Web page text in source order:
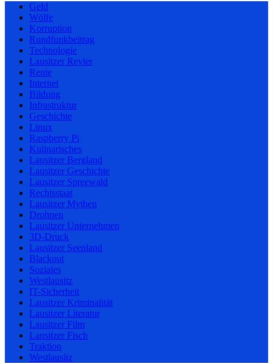
Geld
Wölfe
Korruption
Rundfunkbeitrag
Technologie
Lausitzer Revier
Rente
Internet
Bildung
Infrastruktur
Geschichte
Linux
Raspberry Pi
Kulinarisches
Lausitzer Bergland
Lausitzer Geschichte
Lausitzer Spreewald
Rechtsstaat
Lausitzer Mythen
Drohnen
Lausitzer Unternehmen
3D-Druck
Lausitzer Seenland
Blackout
Soziales
Westlausitz
IT-Sicherheit
Lausitzer Kriminalität
Lausitzer Literatur
Lausitzer Film
Lausitzer Fisch
Traktion
Westlausitz